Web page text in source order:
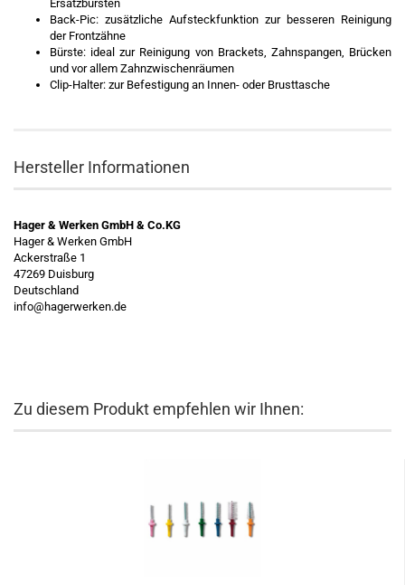
Ersatzbürsten
Back-Pic: zusätzliche Aufsteckfunktion zur besseren Reinigung
der Frontzähne
Bürste: ideal zur Reinigung von Brackets, Zahnspangen, Brücken
und vor allem Zahnzwischenräumen
Clip-Halter: zur Befestigung an Innen- oder Brusttasche
Hersteller Informationen
Hager & Werken GmbH & Co.KG
Hager & Werken GmbH
Ackerstraße 1
47269 Duisburg
Deutschland
info@hagerwerken.de
Zu diesem Produkt empfehlen wir Ihnen: